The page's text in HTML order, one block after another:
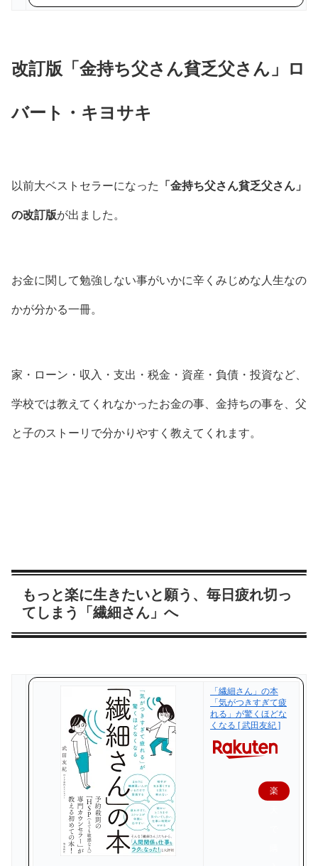
改訂版「金持ち父さん貧乏父さん」ロ
バート・キヨサキ
以前大ベストセラーになった 「金持ち父さん貧乏父さん」
の改訂版が出ました。
お金に関して勉強しない事がいかに辛くみじめな人生なの
かが分かる一冊。
家・ローン・収入・支出・税金・資産・負債・投資など、
学校では教えてくれなかったお金の事、金持ちの事を、父
と子のストーリで分かりやすく教えてくれます。
もっと楽に生きたいと願う、毎日疲れ切っ
てしまう「繊細さん」へ
「繊細さん」の本
「気がつきすぎて疲
れる」が驚くほどな
くなる [ 武田友紀 ]
楽